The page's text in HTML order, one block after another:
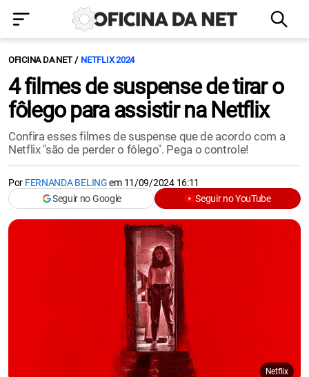
OFICINA DA NET NETFLIX 2024
4 filmes de suspense de tirar o
fôlego para assistir na Netflix
Confira esses filmes de suspense que de acordo com a
Netflix "são de perder o fôlego". Pega o controle!
Por FERNANDA BELINGem 11/09/2024 16:11
Seguir no Google
Seguir no YouTube
Netflix